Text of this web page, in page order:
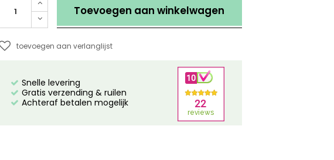
Toevoegen aan winkelwagen
toevoegen aan verlanglijst
Snelle levering
Gratis verzending & ruilen
Achteraf betalen mogelijk